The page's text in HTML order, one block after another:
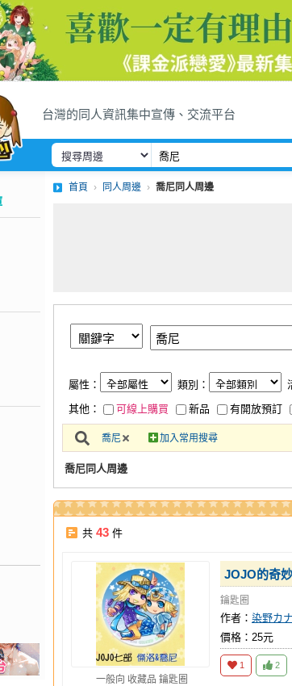
台灣的同人資訊集中宣傳、交流平台
首頁 同人周邊 喬尼同人周邊
屬性： 類別：
其他：
可線上購買 新品 有開放預訂
喬尼 加入常用搜尋
喬尼同人周邊
共 43 件
一般向 收藏品 鑰匙圈
JOJO的奇
鑰匙圈
作者： 染野カ
價格：25元
1 2